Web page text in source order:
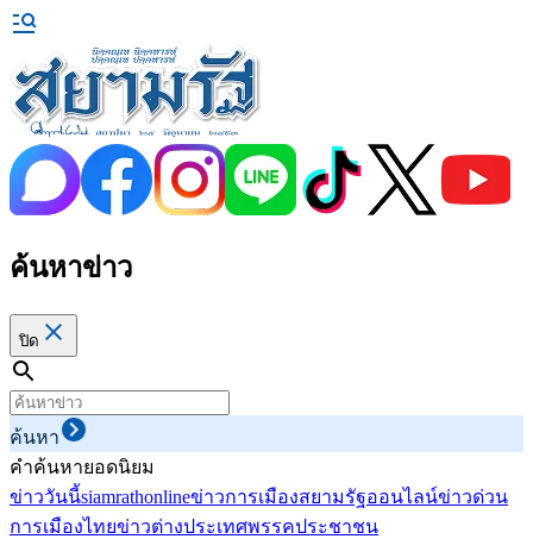
ค้นหาข่าว
ปิด
ค้นหา
คำค้นหายอดนิยม
ข่าววันนี้siamrathonlineข่าวการเมืองสยามรัฐออนไลน์ข่าวด่วน
การเมืองไทยข่าวต่างประเทศพรรคประชาชน